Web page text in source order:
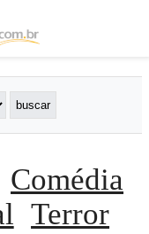
Comédia
Terror